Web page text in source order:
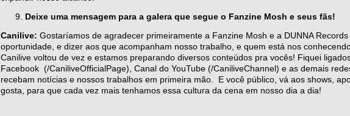
Deixe uma mensagem para a galera que segue o Fanzine Mosh e seus fãs!
Canilive: Gostaríamos de agradecer primeiramente a Fanzine Mosh e a DUNNA
oportunidade, e dizer aos que acompanham nosso trabalho, e quem está nos
Canilive voltou de vez e estamos preparando diversos conteúdos pra vocês! Fiquei
Facebook (/CaniliveOfficialPage), Canal do YouTube (/CaniliveChannel) e as demais
recebam notícias e nossos trabalhos em primeira mão. E você público, vá aos shows,
gosta, para que cada vez mais tenhamos essa cultura da cena em nosso dia a dia!